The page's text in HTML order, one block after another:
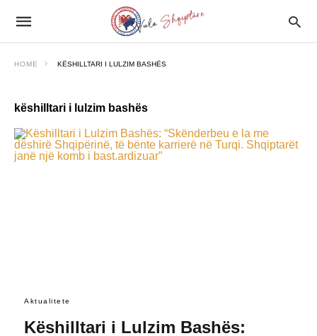
HOME KËSHILLTARI I LULZIM BASHËS
këshilltari i lulzim bashës
Aktualitete
Këshilltari i Lulzim Bashës: